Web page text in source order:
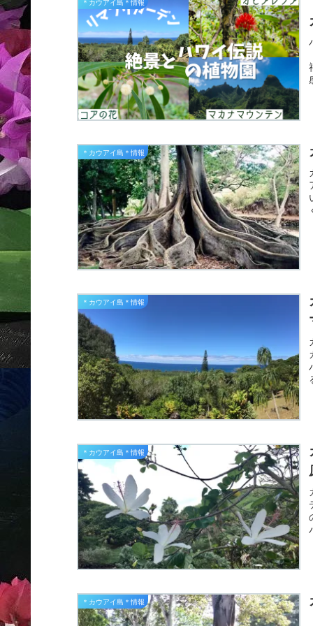
＊カウアイ島＊情報
＊カウアイ島＊情報
＊カウアイ島＊情報
＊カウアイ島＊情報
＊カウアイ島＊情報